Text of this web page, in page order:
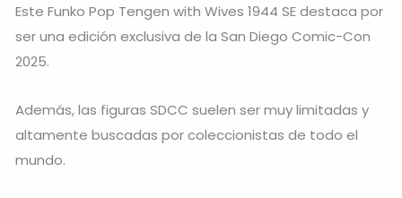
Este Funko Pop Tengen with Wives 1944 SE destaca por
ser una edición exclusiva de la San Diego Comic-Con
2025.
Además, las figuras SDCC suelen ser muy limitadas y
altamente buscadas por coleccionistas de todo el
mundo.